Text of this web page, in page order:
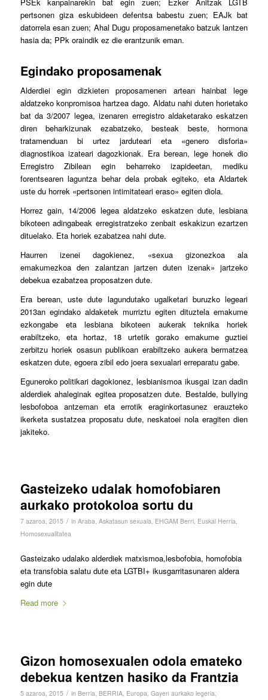
pertsonen giza eskubideen defentsa babestu zuen; EAJk bat
datorrela esan zuen; Ahal Dugu proposamenetako batzuk lantzen
hasia da; PPk oraindik ez die erantzunik eman.
Egindako proposamenak
Alderdiei egin dizkieten proposamenen artean hainbat lege
aldatzeko konpromisoa hartzea dago. Aldatu nahi duten horietako
bat da 3/2007 legea, izenaren erregistro aldaketarako eskatzen
diren beharkizunak ezabatzeko, besteak beste, hormona
tratamenduan bi urtez jarduteari eta «genero disforia»
diagnostikoa izateari dagozkionak. Era berean, lege honek dio
Erregistro Zibilean egin beharreko izapideetan, mediku
forentsearen laguntza behar dela probak egiteko, eta Aldartek
uste du horrek «pertsonen intimitateari eraso» egiten diola.
Horrez gain, 14/2006 legea aldatzeko eskatzen dute, lesbiana
bikoteen adingabeak erregistratzeko zenbait eskakizun ezartzen
dituelako. Eta horiek ezabatzea nahi dute.
Haurren izenei dagokienez, «sexua gizonezkoa ala
emakumezkoa den zalantzan jartzen duten izenak» jartzeko
debekua ezabatzea proposatzen dute.
Era berean, uste dute lagundutako ugalketari buruzko legeari
2013an egindako aldaketek murriztu egiten dituztela emakume
ezkongabe eta lesbiana bikoteen aukerak teknika horiek
erabiltzeko, eta hortaz, 18 urtetik gorako emakume guztiei
zerbitzu horiek osasun publikoan erabiltzeko aukera bermatzea
eskatzen dute, egoera zibil edo joera sexualari erreparatu gabe.
Eguneroko politikari dagokionez, lesbianismoa ikusgai izan dadin
alderdiek ahaleginak egitea proposatzen dute. Bestalde, bullying
lesbofoboa antzeman eta errotik eraginkortasunez erauzteko
ikerketa sustatzea proposatu dute, neskatoei nola eragiten dien
jakiteko.
Gasteizeko udalak homofobiaren
aurkako protokoloa sortu du
7 azaroa, 2015 / in Araba, Askatasun sexuala, EHGAM Berri, Euskal Herria,
Homosexualitatea
Gasteizako udalako alderdiek matxismoa,lesbofobia, homofobia
eta transfobia salatu dute eta LGTBI+ ikusgarritasunaren aldera
egin dute
Read more
Gizon homosexualen odola emateko
debekua kentzen hasiko da Frantzia
5 azaroa, 2015 / in Berria BERRIA, Europa Gayen aurkako legeria